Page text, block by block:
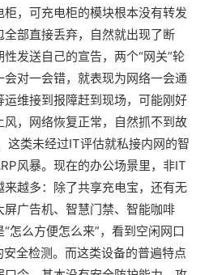
，可充电柜的模块根本没有转发
全部直接丢弃，自然就出现了断
发送自己的宣告，两个“网关”轮
对一会错，就表现为网络一会通
维接到报障赶到现场，可能刚好
，网络恢复正常，自然抓不到故
这类未经过IT评估就私接内网的智
风暴。现在的办公场景里，非IT
越多：除了共享充电宝，还有无
广告机、智慧门禁、智能咖啡
怎么方便怎么来”，看到空闲网口
全检测。而这类设备的普遍特点